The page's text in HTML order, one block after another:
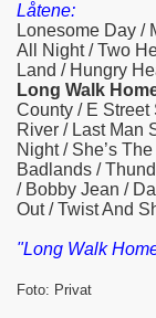
Låtene:
Lonesome Day /
All Night / Two
Land / Hungry
Long Walk
County / E Street
River / Last Man
Night / She’s
Badlands /
/ Bobby Jean /
Out / Twist And
"Long Walk
Foto: Privat